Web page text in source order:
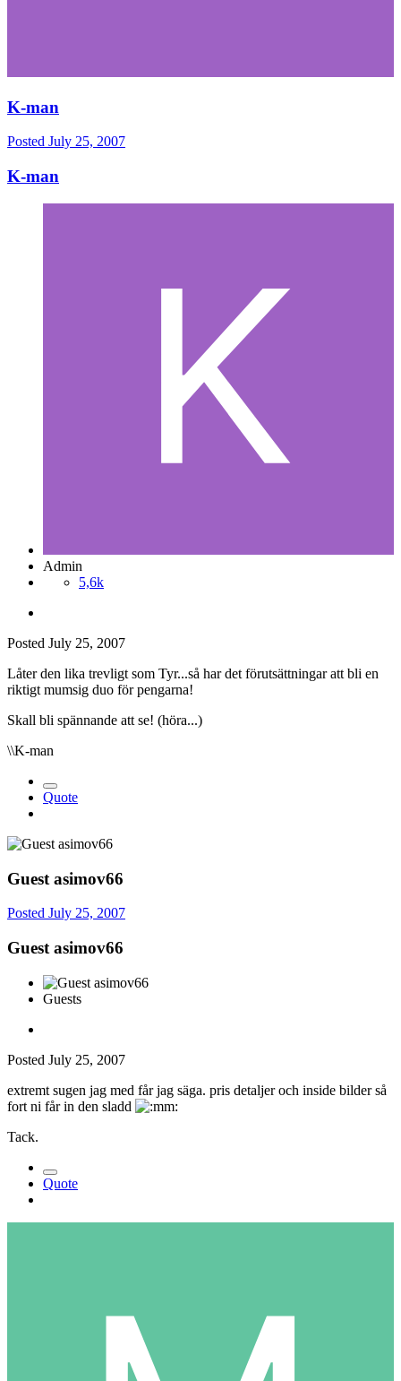
K-man
Posted July 25, 2007
K-man
Admin
5,6k
Posted July 25, 2007
Låter den lika trevligt som Tyr...så har det förutsättningar att bli en
riktigt mumsig duo för pengarna!
Skall bli spännande att se! (höra...)
\\K-man
Quote
Guest asimov66
Posted July 25, 2007
Guest asimov66
Guests
Posted July 25, 2007
extremt sugen jag med får jag säga. pris detaljer och inside bilder så
fort ni får in den sladd
Tack.
Quote